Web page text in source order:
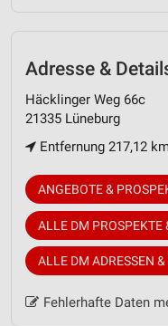
Adresse &
Häcklinger Weg 66c
21335 Lüneburg
Entfernung 217,12
ANGEBOTE &
ALLE DM PROSPEKTE
ALLE DM ADRESSEN
Fehlerhafte Daten